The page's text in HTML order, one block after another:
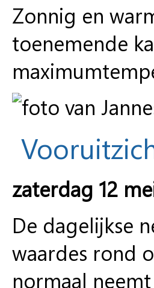
Zonnig en
toenemende
zaterdag 12
De dagelijkse
waardes rond
normaal